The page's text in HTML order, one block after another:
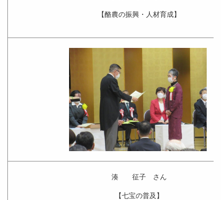
【酪農の振興・人材育成】
湊 征子 さん
【七宝の普及】